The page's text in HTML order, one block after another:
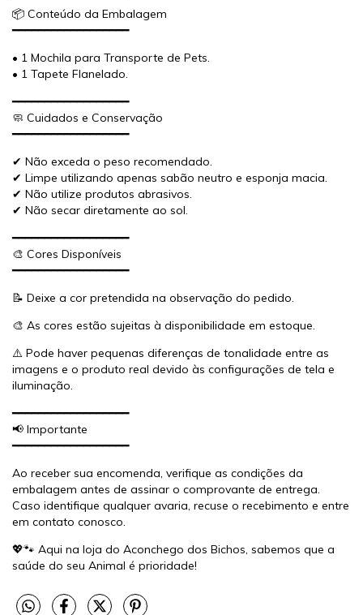
📦 Conteúdo da Embalagem
━━━━━━━━━━━━━━━━━━
• 1 Mochila para Transporte de Pets.
• 1 Tapete Flanelado.
━━━━━━━━━━━━━━━━━━
🧼 Cuidados e Conservação
━━━━━━━━━━━━━━━━━━
✔ Não exceda o peso recomendado.
✔ Limpe utilizando apenas sabão neutro e esponja macia.
✔ Não utilize produtos abrasivos.
✔ Não secar diretamente ao sol.
━━━━━━━━━━━━━━━━━━
🎨 Cores Disponíveis
━━━━━━━━━━━━━━━━━━
📝 Deixe a cor pretendida na observação do pedido.
🎨 As cores estão sujeitas à disponibilidade em estoque.
⚠️ Pode haver pequenas diferenças de tonalidade entre as
imagens e o produto real devido às configurações de tela e
iluminação.
━━━━━━━━━━━━━━━━━━
📢 Importante
━━━━━━━━━━━━━━━━━━
Ao receber sua encomenda, verifique as condições da
embalagem antes de assinar o comprovante de entrega.
Caso identifique qualquer avaria, recuse o recebimento e entre
em contato conosco.
💖🐾 Aqui na loja do Aconchego dos Bichos, sabemos que a
saúde do seu Animal é prioridade!